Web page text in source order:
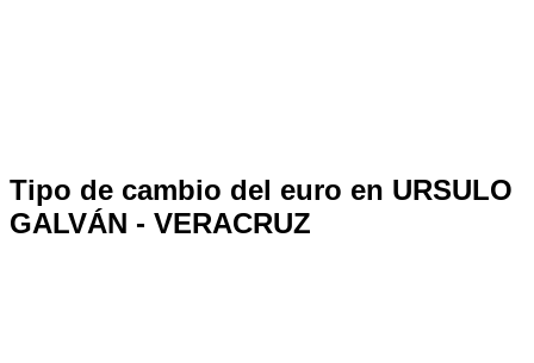
Tipo de cambio del euro en URSULO
GALVÁN - VERACRUZ